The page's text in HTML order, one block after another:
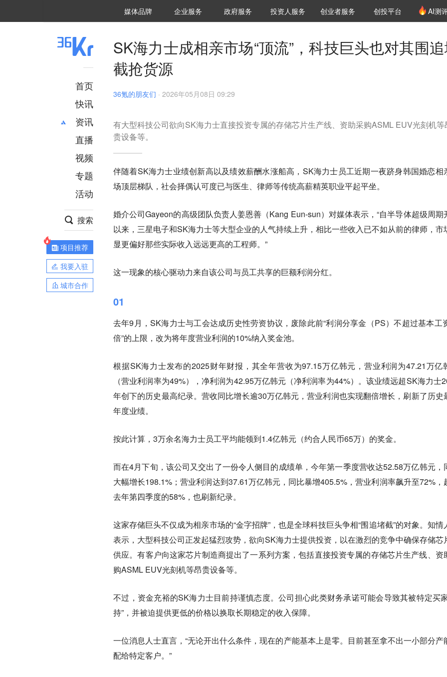
媒体品牌 36Kr研究院
企业服务 城市之窗
政府服务 VClub投资机构库
投资机构职位推介
投资人服务 创投氪堂
创业者服务 创投平台 AI测
首页
快讯
资讯
推荐
财经
项目推荐
安徽
直播
视频
专题
活动
搜索
项目推荐
我要入驻
城市合作
SK海力士成相亲市场“顶流”，科技巨头也对其围
截抢货源
36氪的朋友们 · 2026年05月08日 09:29
有大型科技公司欲向SK海力士直接投资专属的存储芯片生产线、资助采购ASML EUV光刻机等
贵设备等。
伴随着SK海力士业绩创新高以及绩效薪酬水涨船高，SK海力士员工近期一夜跻身韩国婚恋相
场顶层梯队，社会择偶认可度已与医生、律师等传统高薪精英职业平起平坐。
婚介公司Gayeon的高级团队负责人姜恩善（Kang Eun-sun）对媒体表示，“自半导体超级周期
以来，三星电子和SK海力士等大型企业的人气持续上升，相比一些收入已不如从前的律师，市
显更偏好那些实际收入远远更高的工程师。”
这一现象的核心驱动力来自该公司与员工共享的巨额利润分红。
01
去年9月，SK海力士与工会达成历史性劳资协议，废除此前“利润分享金（PS）不超过基本工
倍”的上限，改为将年度营业利润的10%纳入奖金池。
根据SK海力士发布的2025财年财报，其全年营收为97.15万亿韩元，营业利润为47.21万亿
（营业利润率为49%），净利润为42.95万亿韩元（净利润率为44%）。该业绩远超SK海力士
年创下的历史最高纪录。营收同比增长逾30万亿韩元，营业利润也实现翻倍增长，刷新了历史
年度业绩。
按此计算，3万余名海力士员工平均能领到1.4亿韩元（约合人民币65万）的奖金。
而在4月下旬，该公司又交出了一份令人侧目的成绩单，今年第一季度营收达52.58万亿韩元，
大幅增长198.1%；营业利润达到37.61万亿韩元，同比暴增405.5%，营业利润率飙升至72%，
去年第四季度的58%，也刷新纪录。
这家存储巨头不仅成为相亲市场的“金字招牌”，也是全球科技巨头争相“围追堵截”的对象。知情
表示，大型科技公司正发起猛烈攻势，欲向SK海力士提供投资，以在激烈的竞争中确保存储芯
供应。有客户向这家芯片制造商提出了一系列方案，包括直接投资专属的存储芯片生产线、资
购ASML EUV光刻机等昂贵设备等。
不过，资金充裕的SK海力士目前持谨慎态度。公司担心此类财务承诺可能会导致其被特定买
持”，并被迫提供更低的价格以换取长期稳定的收入保障。
一位消息人士直言，“无论开出什么条件，现在的产能基本上是零。目前甚至拿不出一小部分产
配给特定客户。”